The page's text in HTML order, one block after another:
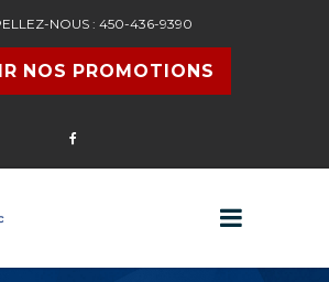
NOUS : 450-436-9390
NOS PROMOTIONS